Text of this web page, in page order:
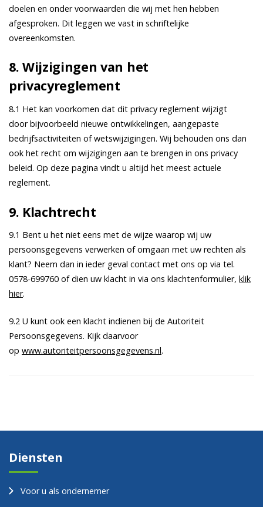
doelen en onder voorwaarden die wij met hen hebben
afgesproken. Dit leggen we vast in schriftelijke
overeenkomsten.
8. Wijzigingen van het
privacyreglement
8.1 Het kan voorkomen dat dit privacy reglement wijzigt
door bijvoorbeeld nieuwe ontwikkelingen, aangepaste
bedrijfsactiviteiten of wetswijzigingen. Wij behouden ons dan
ook het recht om wijzigingen aan te brengen in ons privacy
beleid. Op deze pagina vindt u altijd het meest actuele
reglement.
9. Klachtrecht
9.1 Bent u het niet eens met de wijze waarop wij uw
persoonsgegevens verwerken of omgaan met uw rechten als
klant? Neem dan in ieder geval contact met ons op via tel.
0578-699760 of dien uw klacht in via ons klachtenformulier, klik
hier.
9.2 U kunt ook een klacht indienen bij de Autoriteit
Persoonsgegevens. Kijk daarvoor
op www.autoriteitpersoonsgegevens.nl.
Diensten
Voor u als ondernemer